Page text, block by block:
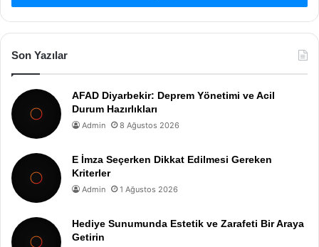
Son Yazılar
AFAD Diyarbekir: Deprem Yönetimi ve Acil
Durum Hazırlıkları
Admin 8 Ağustos 2026
E İmza Seçerken Dikkat Edilmesi Gereken
Kriterler
Admin 1 Ağustos 2026
Hediye Sunumunda Estetik ve Zarafeti Bir Araya
Getirin